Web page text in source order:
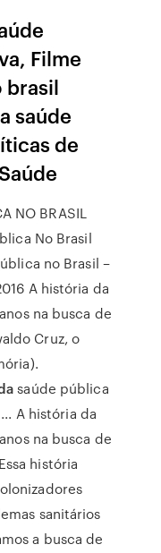
Filme
brasil
saúde
de
NO BRASIL
No Brasil
no Brasil –
A história da
na busca de
Cruz, o
saúde pública
A história da
na busca de
história
sanitários
a busca de